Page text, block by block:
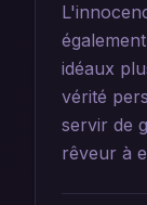
idéaux
vérité
servir de
rêveur à